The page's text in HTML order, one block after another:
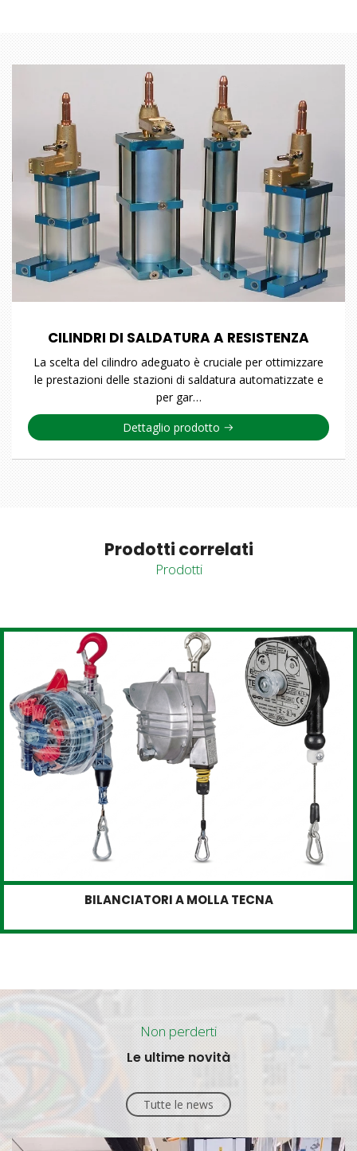
CILINDRI DI SALDATURA A RESISTENZA
La scelta del cilindro adeguato è cruciale per ottimizzare
le prestazioni delle stazioni di saldatura automatizzate e
per gar…
Dettaglio prodotto
Prodotti correlati
Prodotti
BILANCIATORI A MOLLA TECNA
Non perderti
Le ultime novità
Tutte le news